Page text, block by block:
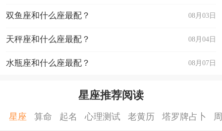
08月03日
双鱼座和什么座最配？
08月04日
天秤座和什么座最配？
08月07日
水瓶座和什么座最配？
星座推荐阅读
星座 算命 起名 心理测试 老黄历 塔罗牌占卜